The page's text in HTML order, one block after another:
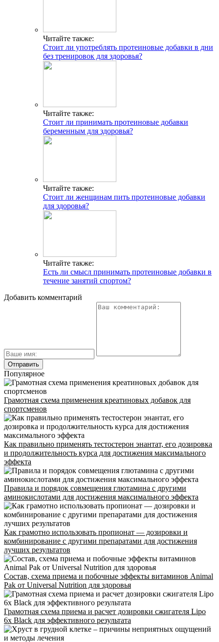
Читайте также:
Стоит ли употреблять протеиновые добавки в дни
без тренировок для здоровья?
Читайте также:
Стоит ли принимать протеиновые добавки
беременным для здоровья?
Читайте также:
Стоит ли женщинам пить протеиновые добавки
для здоровья?
Читайте также:
Есть ли смысл принимать протеиновые добавки в
течение занятий спортом?
Добавить комментарий
Популярное
Грамотная схема применения креатиновых добавок для
спортсменов
Как правильно применять тестостерон энантат, его дозировка
и продолжительность курса для достижения максимального
эффекта
Правила и порядок совмещения глютамина с другими
аминокислотами для достижения максимального эффекта
Как грамотно использовать пропионат — дозировки и
комбинирование с другими препаратами для достижения
лучших результатов
Состав, схема приема и побочные эффекты витаминов Animal
Pak от Universal Nutrition для здоровья
Грамотная схема приема и расчет дозировки сжигателя Lipo
6x Black для эффективного результата
ГДЕ ПРОХОДЯТ
ТРЕНИРОВКИ И КАК
УЛ. КРЫЛАТСКАЯ
INFO@CG-SPORT.RU